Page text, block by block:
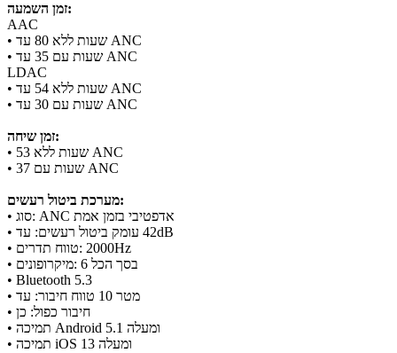
זמן השמעה:
AAC
• עד ‎80‎ שעות ללא ANC
• עד ‎35‎ שעות עם ANC
LDAC
• עד ‎54‎ שעות ללא ANC
• עד ‎30‎ שעות עם ANC
זמן שיחה:
• ‎53‎ שעות ללא ANC
• ‎37‎ שעות עם ANC
מערכת ביטול רעשים:
• סוג: ANC אדפטיבי בזמן אמת
• עומק ביטול רעשים: עד ‎42dB‎
• טווח תדרים: ‎2000Hz‎
• מיקרופונים: ‎6‎ בסך הכל
• Bluetooth ‎5.3‎
• טווח חיבור: עד ‎10‎ מטר
• חיבור כפול: כן
• תמיכה Android ‎5.1‎ ומעלה
• תמיכה iOS ‎13‎ ומעלה